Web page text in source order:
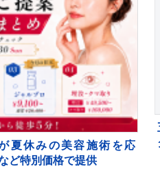
夏休みの美容施術を応
ど特別価格で提供